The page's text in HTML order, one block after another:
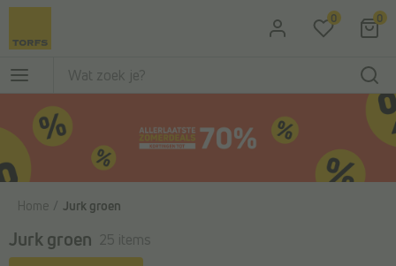
Ga naar de hoofdinhoud 0 0
Home Jurk groen
Jurk groen 25 items